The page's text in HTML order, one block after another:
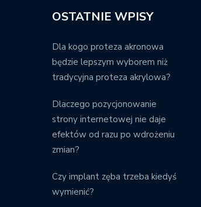
OSTATNIE WPISY
Dla kogo proteza akronowa
będzie lepszym wyborem niż
tradycyjna proteza akrylowa?
Dlaczego pozycjonowanie
strony internetowej nie daje
efektów od razu po wdrożeniu
zmian?
Czy implant zęba trzeba kiedyś
wymienić?